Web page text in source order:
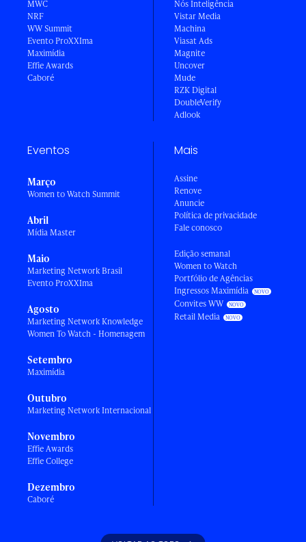
MWC
NRF
WW Summit
Evento ProXXIma
Maximídia
Effie Awards
Caboré
Nós Inteligência
Vistar Media
Machina
Viasat Ads
Magnite
Uncover
Mude
RZK Digital
DoubleVerify
Adlook
Eventos
Março
Women to Watch Summit
Abril
Mídia Master
Maio
Marketing Network Brasil
Evento ProXXIma
Agosto
Marketing Network Knowledge
Women To Watch - Homenagem
Setembro
Maximídia
Outubro
Marketing Network Internacional
Novembro
Effie Awards
Effie College
Dezembro
Caboré
Mais
Assine
Renove
Anuncie
Política de privacidade
Fale conosco
Edição semanal
Women to Watch
Portfólio de Agências
Ingressos Maximídia
Convites WW
Retail Media